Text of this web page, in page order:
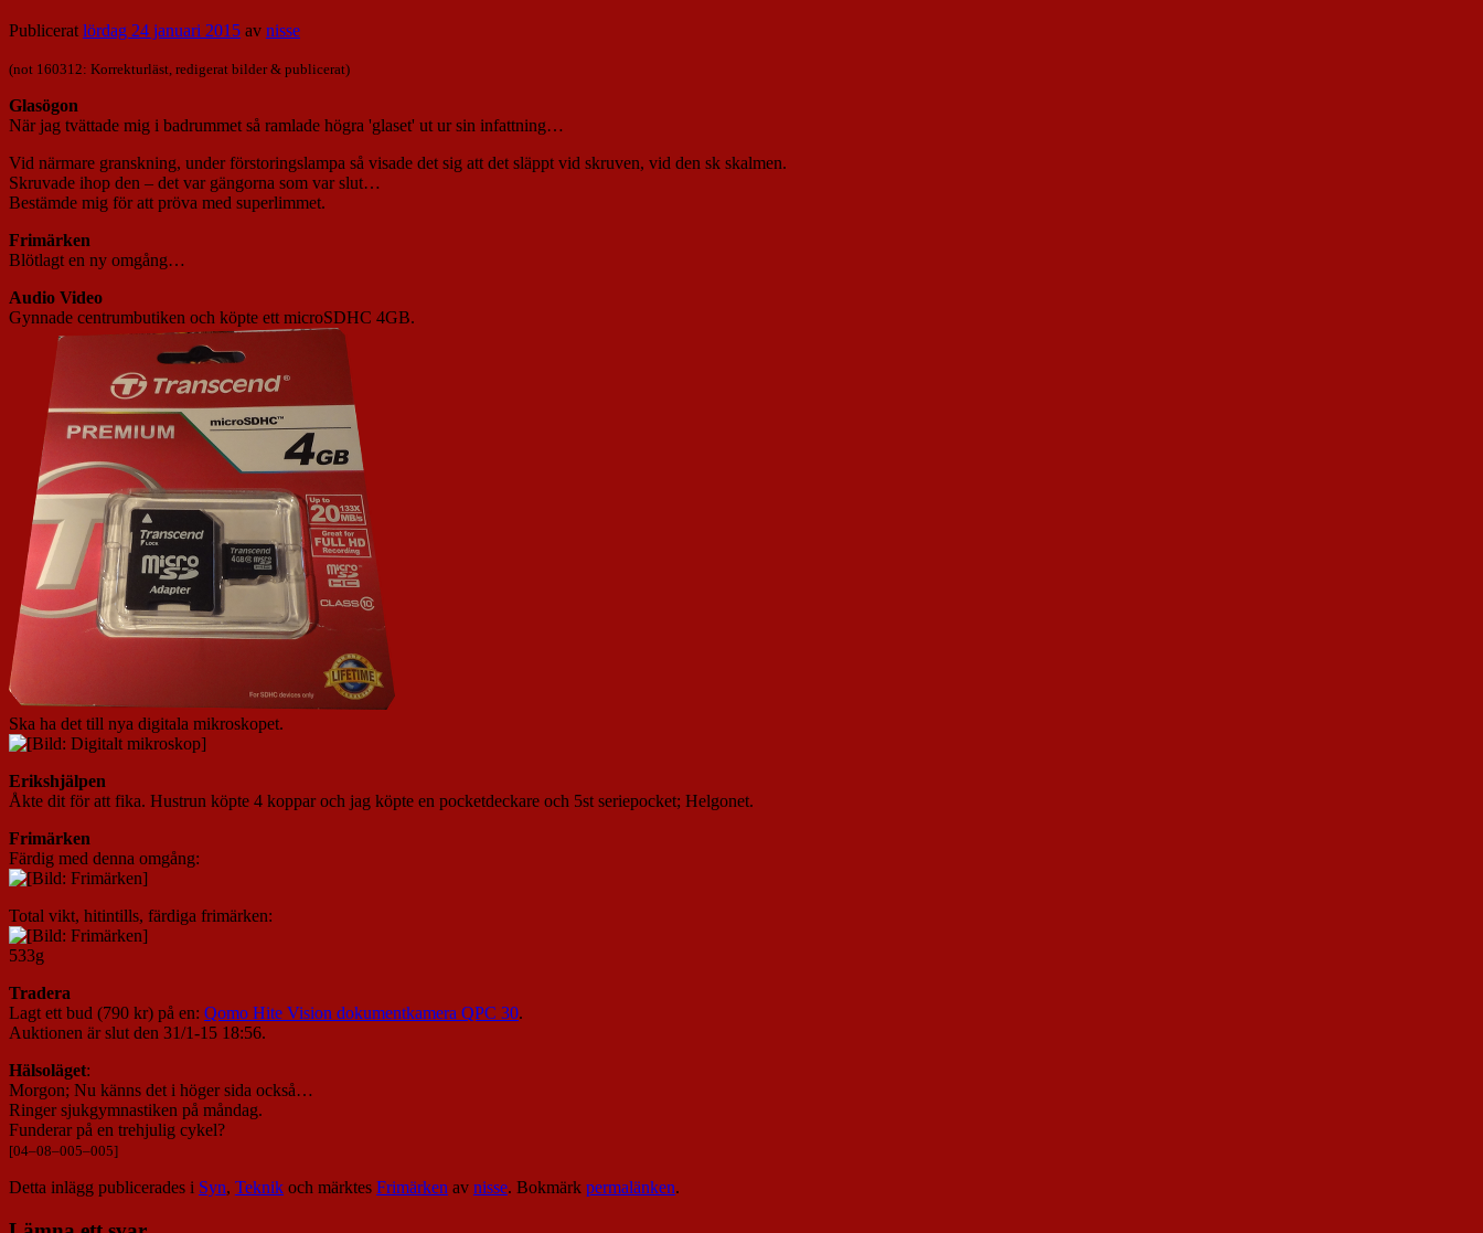
Publiceratlördag 24 januari 2015 av nisse
(not 160312: Korrekturläst, redigerat bilder & publicerat)
Glasögon
När jag tvättade mig i badrummet så ramlade högra 'glaset' ut ur sin infattning…
Vid närmare granskning, under förstoringslampa så visade det sig att det släppt vid skruven, vid den sk skalmen.
Skruvade ihop den – det var gängorna som var slut…
Bestämde mig för att pröva med superlimmet.
Frimärken
Blötlagt en ny omgång…
Audio Video
Gynnade centrumbutiken och köpte ett microSDHC 4GB.
Ska ha det till nya digitala mikroskopet.
Erikshjälpen
Åkte dit för att fika. Hustrun köpte 4 koppar och jag köpte en pocketdeckare och 5st seriepocket; Helgonet.
Frimärken
Färdig med denna omgång:
Total vikt, hitintills, färdiga frimärken:
533g
Tradera
Lagt ett bud (790 kr) på en: Qomo Hite Vision dokumentkamera QPC 30.
Auktionen är slut den 31/1-15 18:56.
Hälsoläget:
Morgon; Nu känns det i höger sida också…
Ringer sjukgymnastiken på måndag.
Funderar på en trehjulig cykel?
[04–08–005–005]
Detta inlägg publicerades i Syn, Teknik och märktes Frimärken av nisse. Bokmärk permalänken.